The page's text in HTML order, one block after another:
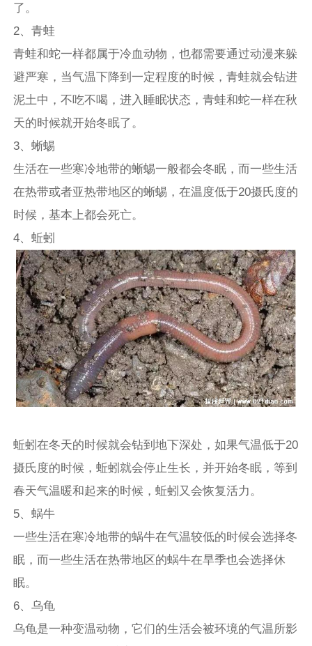
了。
2、青蛙
青蛙和蛇一样都属于冷血动物，也都需要通过动漫来躲
避严寒，当气温下降到一定程度的时候，青蛙就会钻进
泥土中，不吃不喝，进入睡眠状态，青蛙和蛇一样在秋
天的时候就开始冬眠了。
3、蜥蜴
生活在一些寒冷地带的蜥蜴一般都会冬眠，而一些生活
在热带或者亚热带地区的蜥蜴，在温度低于20摄氏度的
时候，基本上都会死亡。
4、蚯蚓
蚯蚓在冬天的时候就会钻到地下深处，如果气温低于20
摄氏度的时候，蚯蚓就会停止生长，并开始冬眠，等到
春天气温暖和起来的时候，蚯蚓又会恢复活力。
5、蜗牛
一些生活在寒冷地带的蜗牛在气温较低的时候会选择冬
眠，而一些生活在热带地区的蜗牛在旱季也会选择休
眠。
6、乌龟
乌龟是一种变温动物，它们的生活会被环境的气温所影